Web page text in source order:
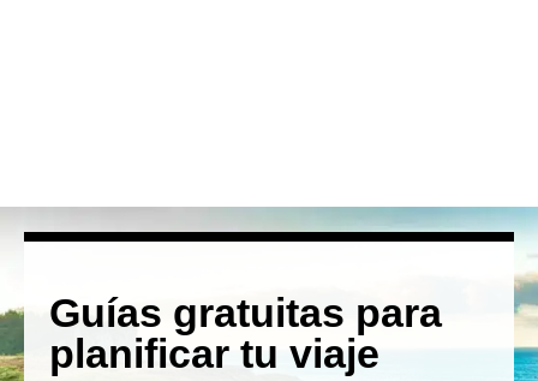
Guías gratuitas para
planificar tu viaje